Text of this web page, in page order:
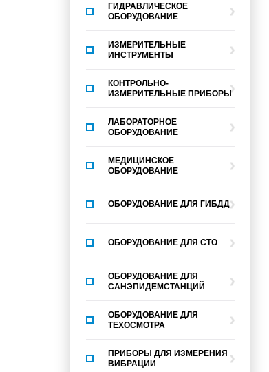
ГИДРАВЛИЧЕСКОЕ
ОБОРУДОВАНИЕ
ИЗМЕРИТЕЛЬНЫЕ
ИНСТРУМЕНТЫ
КОНТРОЛЬНО-
ИЗМЕРИТЕЛЬНЫЕ ПРИБОРЫ
ЛАБОРАТОРНОЕ
ОБОРУДОВАНИЕ
МЕДИЦИНСКОЕ
ОБОРУДОВАНИЕ
ОБОРУДОВАНИЕ ДЛЯ ГИБДД
ОБОРУДОВАНИЕ ДЛЯ СТО
ОБОРУДОВАНИЕ ДЛЯ
САНЭПИДЕМСТАНЦИЙ
ОБОРУДОВАНИЕ ДЛЯ
ТЕХОСМОТРА
ПРИБОРЫ ДЛЯ ИЗМЕРЕНИЯ
ВИБРАЦИИ